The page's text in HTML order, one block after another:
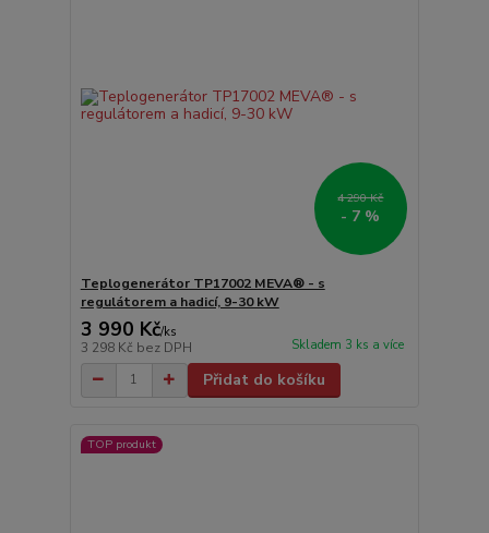
4 290 Kč
- 7 %
Teplogenerátor TP17002 MEVA® - s
regulátorem a hadicí, 9-30 kW
3 990 Kč/ks
3 298 Kč bez DPH Skladem 3 ks a více
Přidat do košíku
TOP produkt